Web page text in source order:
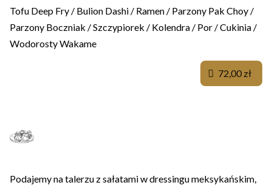
Tofu Deep Fry / Bulion Dashi / Ramen / Parzony Pak Choy /
Parzony Boczniak / Szczypiorek / Kolendra / Por / Cukinia /
Wodorosty Wakame
Podajemy na talerzu z sałatami w dressingu meksykańskim,